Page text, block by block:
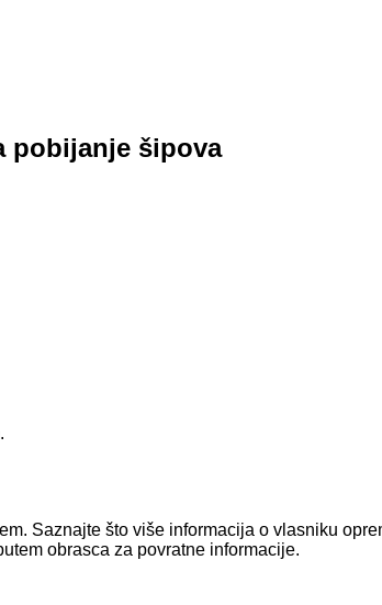
pobijanje šipova
Saznajte što više informacija o vlasniku
obrasca za povratne informacije.